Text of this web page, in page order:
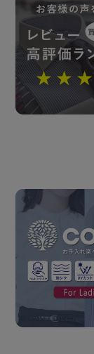
発売日
2025年12月